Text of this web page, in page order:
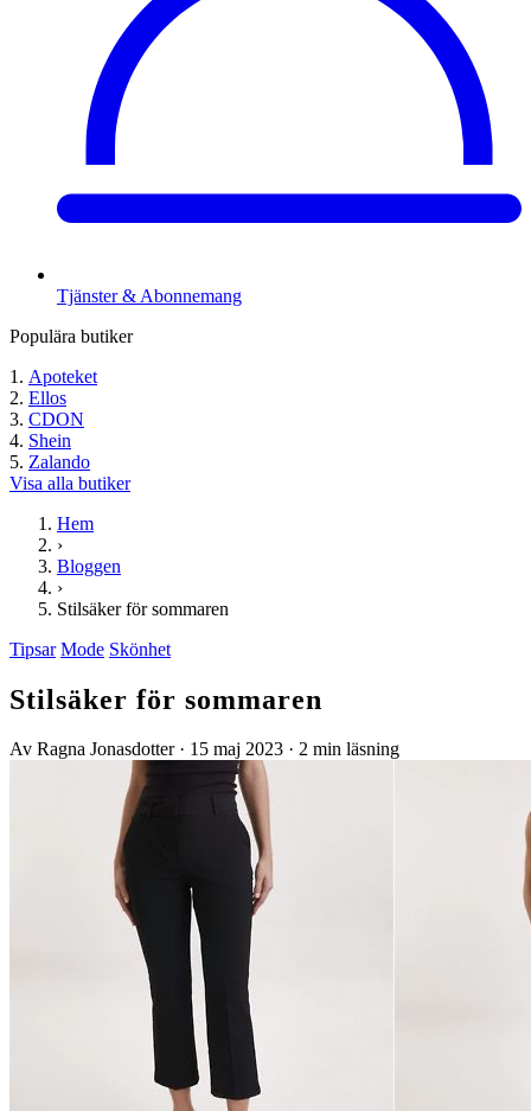
Tjänster & Abonnemang
Populära butiker
Apoteket
Ellos
CDON
Shein
Zalando
Visa alla butiker
Hem
›
Bloggen
›
Stilsäker för sommaren
Tipsar Mode Skönhet
Stilsäker för sommaren
Av Ragna Jonasdotter · 15 maj 2023 · 2 min läsning